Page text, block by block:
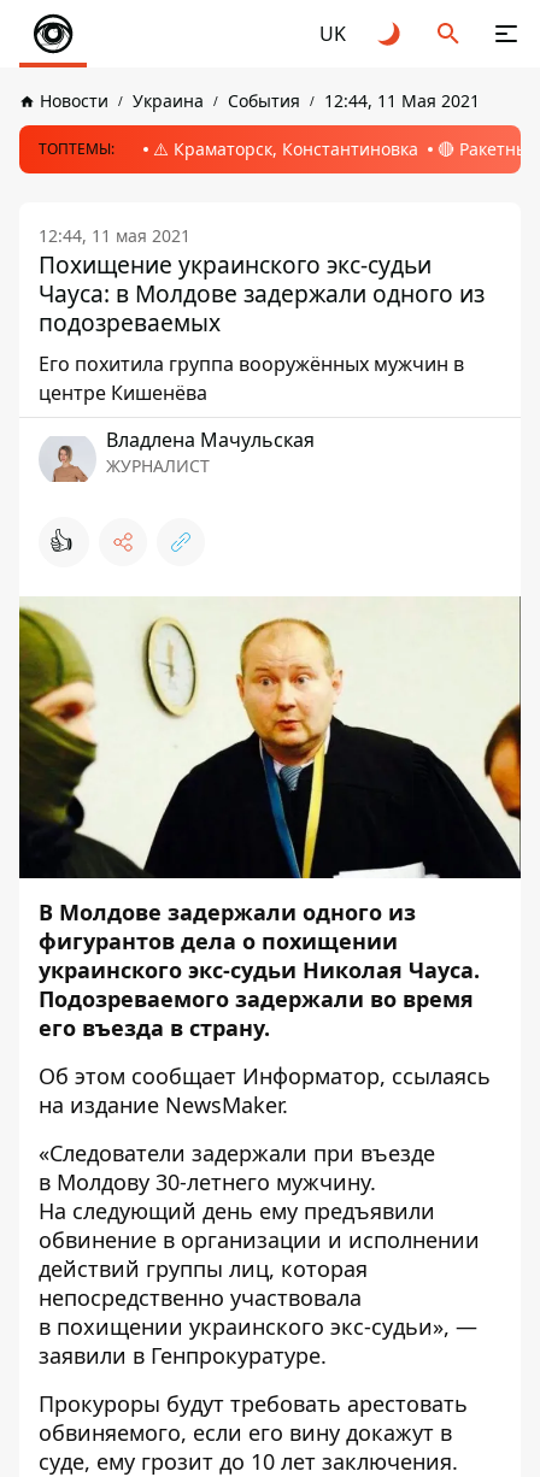
UK
Новости Украина События 12:44, 11 Мая 2021
ТОПТЕМЫ: ⚠️ Краматорск, Константиновка 🔴
12:44, 11 мая 2021
Похищение украинского экс-судьи
Чауса: в Молдове задержали одного из
подозреваемых
Его похитила группа вооружённых мужчин в
центре Кишенёва
Владлена Мачульская
ЖУРНАЛИСТ
👍
В Молдове задержали одного из
фигурантов дела о похищении
украинского экс-судьи Николая Чауса.
Подозреваемого задержали во время
его въезда в страну.
Об этом сообщает Информатор, ссылаясь
на издание NewsMaker.
«Следователи задержали при въезде
в Молдову 30-летнего мужчину.
На следующий день ему предъявили
обвинение в организации и исполнении
действий группы лиц, которая
непосредственно участвовала
в похищении украинского экс-судьи», —
заявили в Генпрокуратуре.
Прокуроры будут требовать арестовать
обвиняемого, если его вину докажут в
суде, ему грозит до 10 лет заключения.